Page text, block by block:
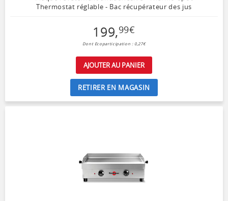
Thermostat réglable - Bac récupérateur des jus
199,99€
Dont Ecoparticipation : 0,27€
AJOUTER AU PANIER
RETIRER EN MAGASIN